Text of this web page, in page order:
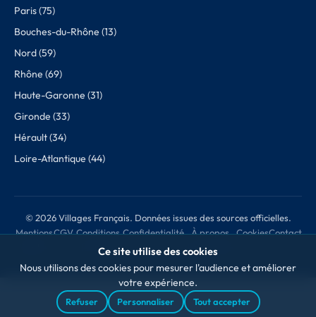
Paris (75)
Bouches-du-Rhône (13)
Nord (59)
Rhône (69)
Haute-Garonne (31)
Gironde (33)
Hérault (34)
Loire-Atlantique (44)
© 2026 Villages Français. Données issues des sources officielles.
MentionsCGV Conditions
de retour
Confidentialité
À propos
des données
CookiesContact
Ce site utilise des cookies
Nous utilisons des cookies pour mesurer l'audience et améliorer
votre expérience.
Refuser Personnaliser Tout accepter